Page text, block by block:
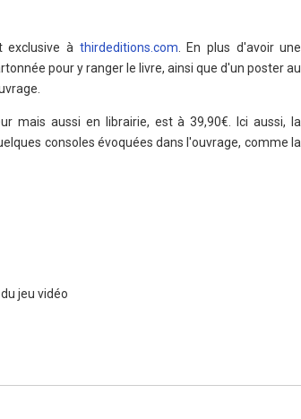
exclusive à thirdeditions.com . En plus d'avoir une
pour y ranger le livre, ainsi que d'un poster au
mais aussi en librairie, est à 39,90€. Ici aussi, la
consoles évoquées dans l'ouvrage, comme la
jeu vidéo